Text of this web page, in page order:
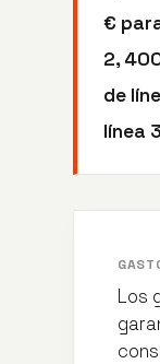
€
2,
de
línea
Los